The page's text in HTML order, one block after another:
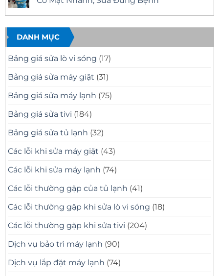
Minh
Nhanh
Nhà
Khắc
Phục
Mọi
Sự
Cố
Tivi
Trị
Uy
–
Có
Mặt
Nhanh
Tại
Nhà
ở
Tivi
Tại
Nhà
Quận
12
Uy
Tín
Có
Mặt
Báo
Giá
Bạch
có
luận
ở
Sửa
Tivi
Samsung
Tại
Quận
11
Tín
–
Mặt
Nhanh,
Đúng
Bệnh
DANH MỤC
Bảng giá sửa lò vi sóng (17)
Bảng giá sửa máy giặt (31)
Bảng giá sửa máy lạnh (75)
Bảng giá sửa tivi (184)
Bảng giá sửa tủ lạnh (32)
Các lỗi khi sửa máy giặt (43)
Các lỗi khi sửa máy lạnh (74)
Các lỗi thường gặp của tủ lạnh (41)
Các lỗi thường gặp khi sửa lò vi sóng (18)
Các lỗi thường gặp khi sửa tivi (204)
Dịch vụ bảo trì máy lạnh (90)
Dịch vụ lắp đặt máy lạnh (74)